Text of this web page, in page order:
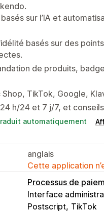
sur l’IA et
basés sur des
de produits,
TikTok, Google,
h/24 et 7 j/7, et
automatiquement
anglais
Cette application
Processus de
Interface
Postscript TikTok